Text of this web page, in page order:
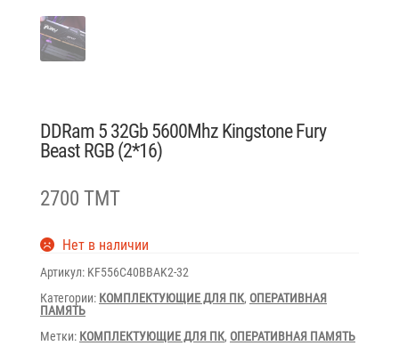
DDRam 5 32Gb 5600Mhz Kingstone Fury
Beast RGB (2*16)
2700 TMT
Нет в наличии
Артикул: KF556C40BBAK2-32
Категории: КОМПЛЕКТУЮЩИЕ ДЛЯ ПК, ОПЕРАТИВНАЯ
ПАМЯТЬ
Метки: КОМПЛЕКТУЮЩИЕ ДЛЯ ПК, ОПЕРАТИВНАЯ ПАМЯТЬ